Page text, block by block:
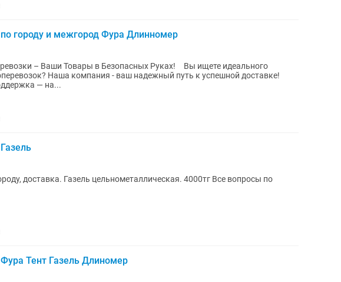
по городу и межгород Фура Длинномер
– Ваши Товары в Безопасных Руках! Вы ищете идеального
путь к успешной доставке!
— на...
4000тг Все вопросы по
Фура Тент Газель Длиномер